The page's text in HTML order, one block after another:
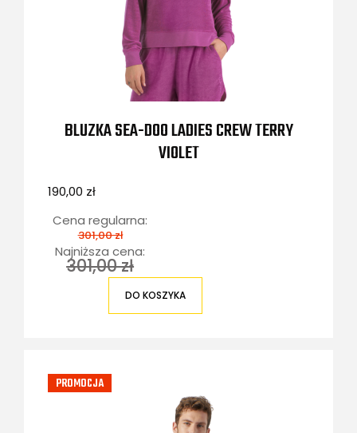
BLUZKA SEA-DOO LADIES CREW TERRY
VIOLET
190,00 zł
Cena regularna:
301,00 zł
Najniższa cena:
301,00 zł
DO KOSZYKA
PROMOCJA